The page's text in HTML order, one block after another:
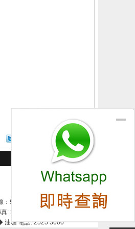
分享給朋友
9337 9028
: 2345 3737
油塘 電話: 2525 3600